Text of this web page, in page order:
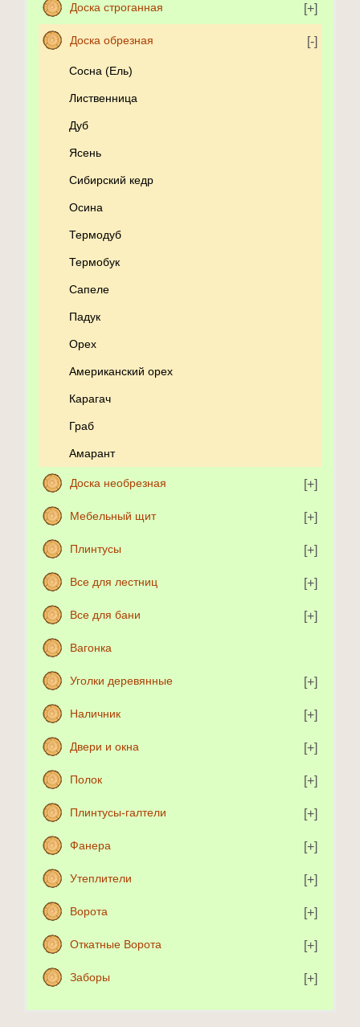
Доска строганная
Доска обрезная
Сосна (Ель)
Лиственница
Дуб
Ясень
Сибирский кедр
Осина
Термодуб
Термобук
Сапеле
Падук
Орех
Американский орех
Карагач
Граб
Амарант
Доска необрезная
Мебельный щит
Плинтусы
Все для лестниц
Все для бани
Вагонка
Уголки деревянные
Наличник
Двери и окна
Полок
Плинтусы-галтели
Фанера
Утеплители
Ворота
Откатные Ворота
Заборы